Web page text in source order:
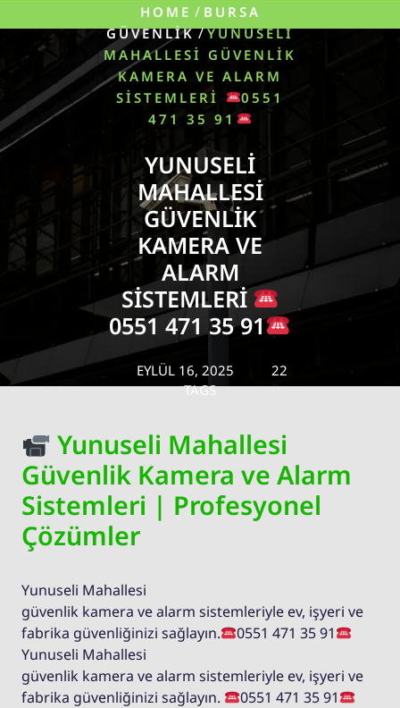
HOME / BURSA
GÜVENLIK/YUNUSELI
MAHALLESI GÜVENLIK
KAMERA VE ALARM
SISTEMLERI
0551
471 35 91
YUNUSELI
MAHALLESI
GÜVENLIK
KAMERA VE
ALARM
SISTEMLERI
0551 471 35 91
EYLÜL 16, 2025
22
TAGS
Yunuseli Mahallesi
Güvenlik Kamera ve Alarm
Sistemleri | Profesyonel
Çözümler
Yunuseli Mahallesi
güvenlik kamera ve alarm sistemleriyle ev, işyeri ve
fabrika güvenliğinizi sağlayın.
0551 471 35 91
Yunuseli Mahallesi
güvenlik kamera ve alarm sistemleriyle ev, işyeri ve
fabrika güvenliğinizi sağlayın.
0551 471 35 91